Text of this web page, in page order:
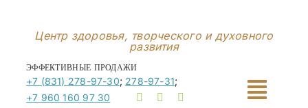
Центр здоровья, творческого и духовного
развития
ЭФФЕКТИВНЫЕ ПРОДАЖИ
+7 (831) 278-97-30; 278-97-31;
+7 960 160 97 30